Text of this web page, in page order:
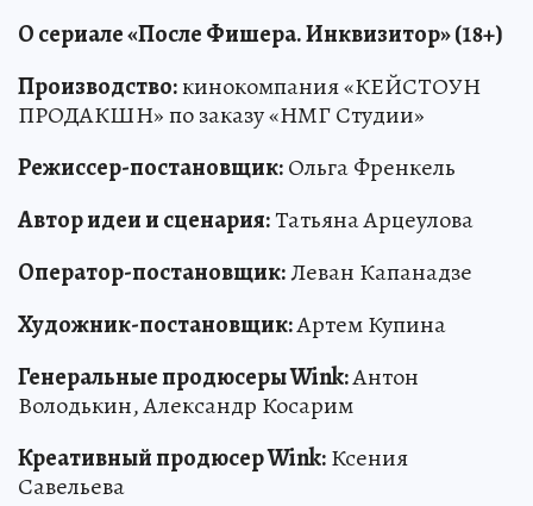
О сериале «После Фишера. Инквизитор» (18+)
Производство:кинокомпания «КЕЙСТОУН
ПРОДАКШН» по заказу «НМГ Студии»
Режиссер-постановщик:Ольга Френкель
Автор идеи и сценария:Татьяна Арцеулова
Оператор-постановщик:Леван Капанадзе
Художник-постановщик:Артем Купина
Генеральные продюсеры Wink:Антон
Володькин, Александр Косарим
Креативный продюсер Wink:Ксения
Савельева